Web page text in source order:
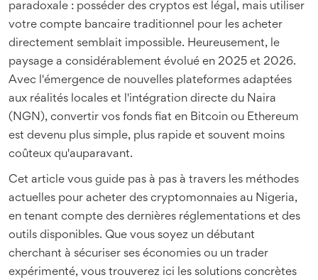
paradoxale : posséder des cryptos est légal, mais utiliser
votre compte bancaire traditionnel pour les acheter
directement semblait impossible. Heureusement, le
paysage a considérablement évolué en 2025 et 2026.
Avec l'émergence de nouvelles plateformes adaptées
aux réalités locales et l'intégration directe du Naira
(NGN), convertir vos fonds fiat en Bitcoin ou Ethereum
est devenu plus simple, plus rapide et souvent moins
coûteux qu'auparavant.
Cet article vous guide pas à pas à travers les méthodes
actuelles pour acheter des cryptomonnaies au Nigeria,
en tenant compte des dernières réglementations et des
outils disponibles. Que vous soyez un débutant
cherchant à sécuriser ses économies ou un trader
expérimenté, vous trouverez ici les solutions concrètes